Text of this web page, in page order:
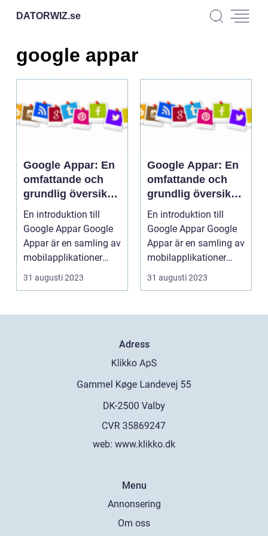
DATORWIZ.se
google appar
Google Appar: En
omfattande och
grundlig översikt
över Googles
mobila
applikationer
En introduktion till
Google Appar Google
Appar är en samling av
mobilapplikationer
utvecklade av Go...
31 augusti 2023
Google Appar: En
omfattande och
grundlig översikt
över Googles
mobila
applikationer
En introduktion till
Google Appar Google
Appar är en samling av
mobilapplikationer
utvecklade av Go...
31 augusti 2023
Adress
web: www.klikko.dk
Menu
Annonsering
Om oss